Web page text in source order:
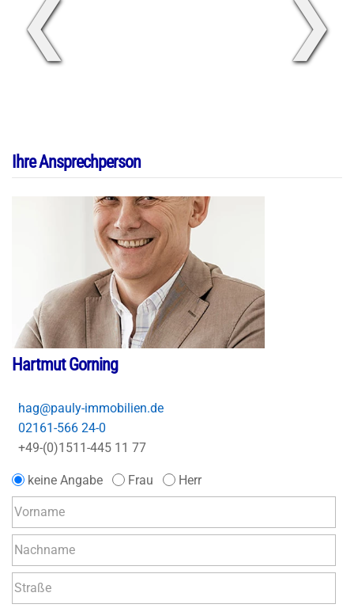
❮ ❯
Ihre Ansprechperson
Hartmut Gorning
hag@pauly-immobilien.de
02161-566 24-0
+49-(0)1511-445 11 77
keine Angabe Frau Herr